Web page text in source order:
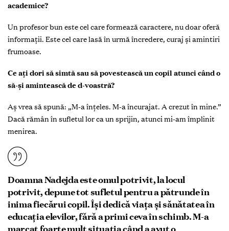
academice?
Un profesor bun este cel care formează caractere, nu doar oferă
informații. Este cel care lasă în urmă încredere, curaj și amintiri
frumoase.
Ce ați dori să simtă sau să povestească un copil atunci când o
să-și amintească de d-voastră?
Aș vrea să spună: „M-a înțeles. M-a încurajat. A crezut în mine.”
Dacă rămân în sufletul lor ca un sprijin, atunci mi-am împlinit
menirea.
Doamna Nadejda este omul potrivit, la locul
potrivit, depune tot sufletul pentru a pătrunde în
inima fiecărui copil. Își dedică viața și sănătatea în
educația elevilor, fără a primi ceva în schimb. M-a